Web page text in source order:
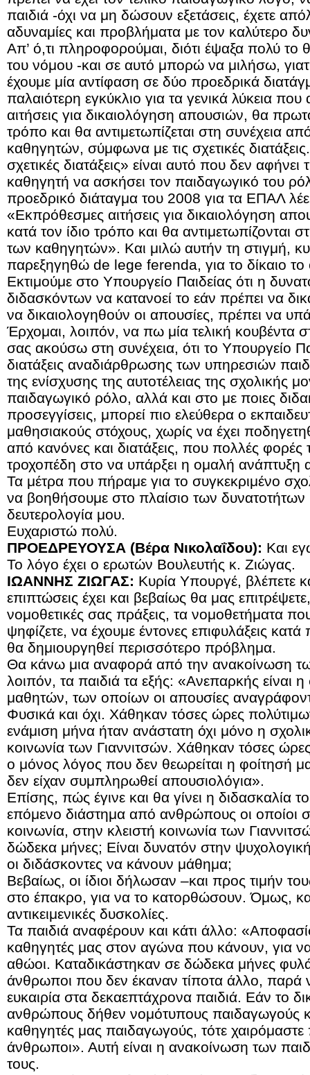
παιδιά -όχι να μη δώσουν εξετάσεις, έχετε
αδυναμίες και προβλήματα με τον καλύτερο
Απ’ ό,τι πληροφορούμαι, διότι έψαξα πολύ
του νόμου -και σε αυτό μπορώ να μιλήσω,
έχουμε μία αντίφαση σε δύο προεδρικά
παλαιότερη εγκύκλιο για τα γενικά λύκεια
αιτήσεις για δικαιολόγηση απουσιών, θα
τρόπο και θα αντιμετωπίζεται στη συνέχεια
καθηγητών, σύμφωνα με τις σχετικές
σχετικές διατάξεις» είναι αυτό που δεν
καθηγητή να ασκήσει τον παιδαγωγικό του
προεδρικό διάταγμα του 2008 για τα ΕΠΑΛ
«Εκπρόθεσμες αιτήσεις για δικαιολόγηση
κατά τον ίδιο τρόπο και θα αντιμετωπίζονται
των καθηγητών». Και μιλώ αυτήν τη στιγμή,
παρεξηγηθώ de lege ferenda, για το δίκαιο το
Εκτιμούμε στο Υπουργείο Παιδείας ότι η
διδασκόντων να κατανοεί το εάν πρέπει να
να δικαιολογηθούν οι απουσίες, πρέπει να
Έρχομαι, λοιπόν, να πω μία τελική κουβέντα
σας ακούσω στη συνέχεια, ότι το Υπουργείο
διατάξεις αναδιάρθρωσης των υπηρεσιών
της ενίσχυσης της αυτοτέλειας της σχολικής
παιδαγωγικό ρόλο, αλλά και στο με ποιες
προσεγγίσεις, μπορεί πιο ελεύθερα ο
μαθησιακούς στόχους, χωρίς να έχει
από κανόνες και διατάξεις, που πολλές φορές
τροχοπέδη στο να υπάρξει η ομαλή ανάπτυξη
Τα μέτρα που πήραμε για το συγκεκριμένο
να βοηθήσουμε στο πλαίσιο των
δευτερολογία μου.
Ευχαριστώ πολύ.
ΠΡΟΕΔΡΕΥΟΥΣΑ (Βέρα Νικολαΐδου): Και
Το λόγο έχει ο ερωτών Βουλευτής κ. Ζιώγας.
ΙΩΑΝΝΗΣ ΖΙΩΓΑΣ: Κυρία Υπουργέ, βλέπετε
επιπτώσεις έχει και βεβαίως θα μας
νομοθετικές σας πράξεις, τα νομοθετήματα
ψηφίζετε, να έχουμε έντονες επιφυλάξεις
θα δημιουργηθεί περισσότερο πρόβλημα.
Θα κάνω μια αναφορά από την ανακοίνωση
λοιπόν, τα παιδιά τα εξής: «Ανεπαρκής είναι
μαθητών, των οποίων οι απουσίες
Φυσικά και όχι. Χάθηκαν τόσες ώρες
ενάμιση μήνα ήταν ανάστατη όχι μόνο η
κοινωνία των Γιαννιτσών. Χάθηκαν τόσες
ο μόνος λόγος που δεν θεωρείται η φοίτησή
δεν είχαν συμπληρωθεί απουσιολόγια».
Επίσης, πώς έγινε και θα γίνει η διδασκαλία
επόμενο διάστημα από ανθρώπους οι οποίοι
κοινωνία, στην κλειστή κοινωνία των
δώδεκα μήνες; Είναι δυνατόν στην
οι διδάσκοντες να κάνουν μάθημα;
Βεβαίως, οι ίδιοι δήλωσαν –και προς τιμήν
στο έπακρο, για να το κατορθώσουν. Όμως,
αντικειμενικές δυσκολίες.
Τα παιδιά αναφέρουν και κάτι άλλο:
καθηγητές μας στον αγώνα που κάνουν, για να
αθώοι. Καταδικάστηκαν σε δώδεκα μήνες
άνθρωποι που δεν έκαναν τίποτα άλλο, παρά
ευκαιρία στα δεκαεπτάχρονα παιδιά. Εάν το
ανθρώπους δήθεν νομότυπους παιδαγωγούς
καθηγητές μας παιδαγωγούς, τότε χαιρόμαστε
άνθρωποι». Αυτή είναι η ανακοίνωση των
τους.